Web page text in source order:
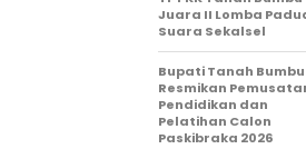
Juara II Lomba
Suara Sekalsel
Bupati Tanah Bumbu
Resmikan
Pendidikan dan
Pelatihan Calon
Paskibraka 2026